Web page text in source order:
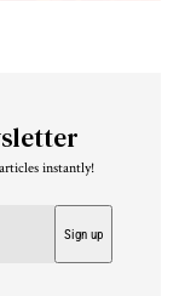
instantly!